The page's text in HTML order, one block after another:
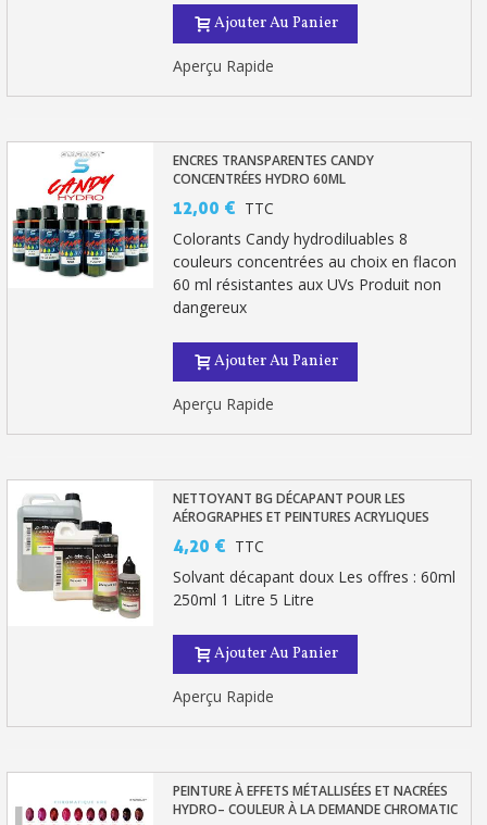
Ajouter Au Panier
Aperçu Rapide
ENCRES TRANSPARENTES CANDY
CONCENTRÉES HYDRO 60ML
12,00 € TTC
Colorants Candy hydrodiluables 8
couleurs concentrées au choix en flacon
60 ml résistantes aux UVs Produit non
dangereux
Ajouter Au Panier
Aperçu Rapide
NETTOYANT BG DÉCAPANT POUR LES
AÉROGRAPHES ET PEINTURES ACRYLIQUES
4,20 € TTC
Solvant décapant doux Les offres : 60ml
250ml 1 Litre 5 Litre
Ajouter Au Panier
Aperçu Rapide
PEINTURE À EFFETS MÉTALLISÉES ET NACRÉES
HYDRO– COULEUR À LA DEMANDE CHROMATIC